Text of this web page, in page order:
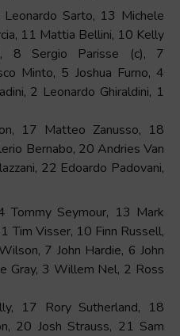
Sarto, 13 Michele
11 Mattia Bellini, 10 Kelly
8 Sergio Parisse (c), 7
Minto, 5 Joshua Furno, 4
2 Leonardo Ghiraldini, 1
17 Matteo Zanusso, 18
Bernabo, 20 Andries Van
22 Edoardo Padovani,
Tommy Seymour, 13 Mark
Tim Visser, 10 Finn Russell,
7 John Hardie, 6 John
Gray, 3 Willem Nel, 2 Ross
17 Rory Sutherland, 18
20 Josh Strauss, 21 Sam